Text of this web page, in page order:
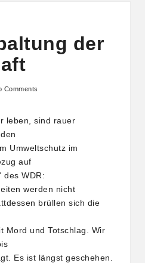
der
Comments
leben, sind rauer
Umweltschutz im
auf
des WDR:
werden nicht
brüllen sich die
Mord und Totschlag. Wir
Es ist längst geschehen.